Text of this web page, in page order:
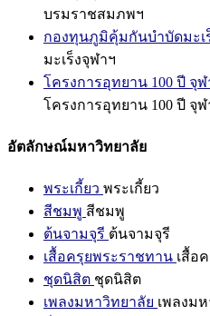
บรมราชสมภพฯ
กองทุนภูมิคุ้มกันบำบัดมะเ
มะเร็งจุฬาฯ
โครงการอุทยาน 100 ปี จุ
โครงการอุทยาน 100 ปี จุ
อัตลักษณ์มหาวิทยาลัย
พระเกี้ยว พระเกี้ยว
สีชมพู สีชมพู
ต้นจามจุรี ต้นจามจุรี
เสื้อครุยพระราชทาน เสื้อ
ชุดนิสิต ชุดนิสิต
เพลงมหาวิทยาลัย เพลงม